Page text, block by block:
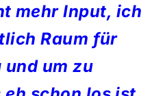
mehr Input, ich
Raum für
und um zu